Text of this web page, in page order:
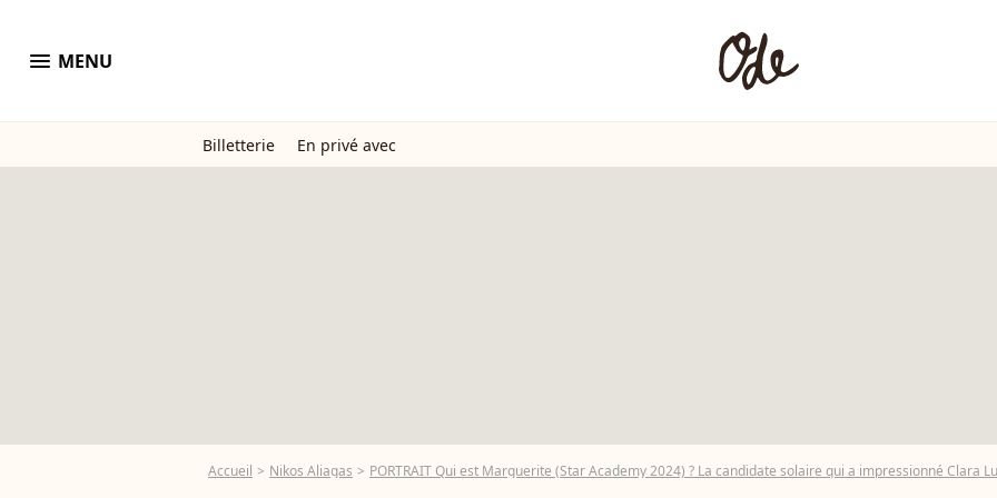
menu MENU
Billetterie En privé avec
Accueil Nikos Aliagas PORTRAIT Qui est Marguerite (Star Academy 2024) ? La candidate solaire qui a impressionné Clara